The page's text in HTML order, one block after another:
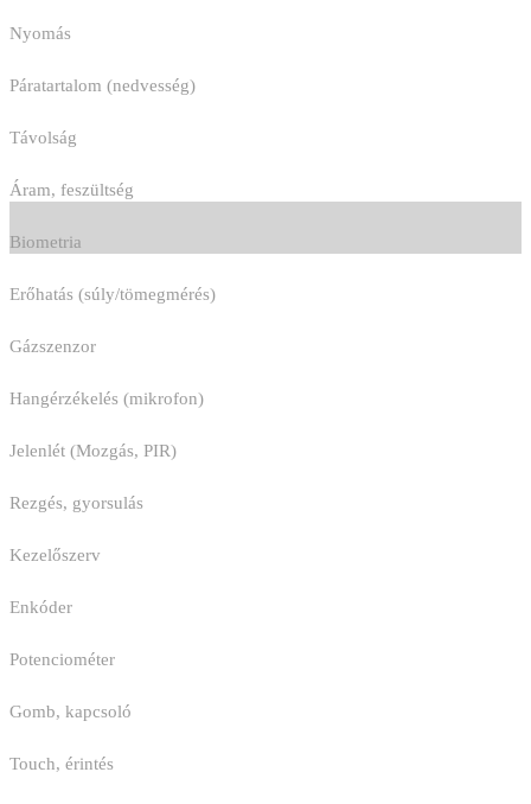
Nyomás
Páratartalom (nedvesség)
Távolság
Áram, feszültség
Biometria
Erőhatás (súly/tömegmérés)
Gázszenzor
Hangérzékelés (mikrofon)
Jelenlét (Mozgás, PIR)
Rezgés, gyorsulás
Kezelőszerv
Enkóder
Potenciométer
Gomb, kapcsoló
Touch, érintés